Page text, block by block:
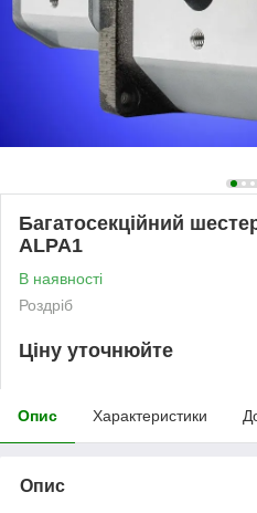
Багатосекційний
ALPA1
В наявності
Роздріб
Ціну уточнюйте
Опис Характеристики
Опис